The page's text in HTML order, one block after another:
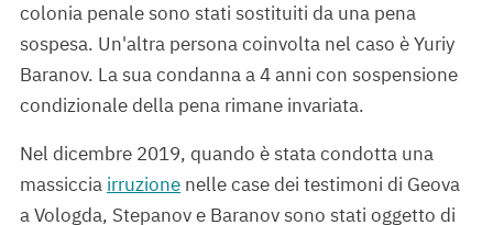
colonia penale sono stati sostituiti da una pena
sospesa. Un'altra persona coinvolta nel caso è Yuriy
Baranov. La sua condanna a 4 anni con sospensione
condizionale della pena rimane invariata.
Nel dicembre 2019, quando è stata condotta una
massiccia irruzione nelle case dei testimoni di Geova
a Vologda, Stepanov e Baranov sono stati oggetto di